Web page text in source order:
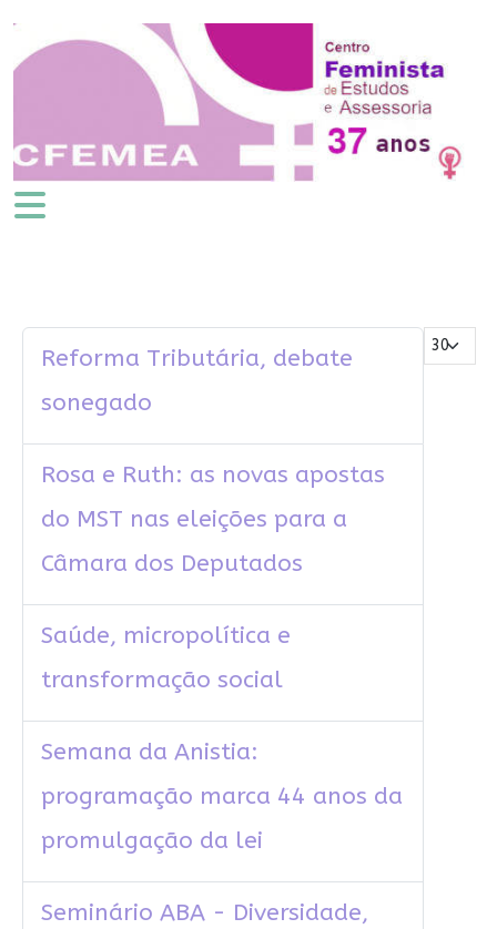
Mostrar #
Reforma Tributária, debate
sonegado
Rosa e Ruth: as novas apostas
do MST nas eleições para a
Câmara dos Deputados
Saúde, micropolítica e
transformação social
Semana da Anistia:
programação marca 44 anos da
promulgação da lei
Seminário ABA - Diversidade,